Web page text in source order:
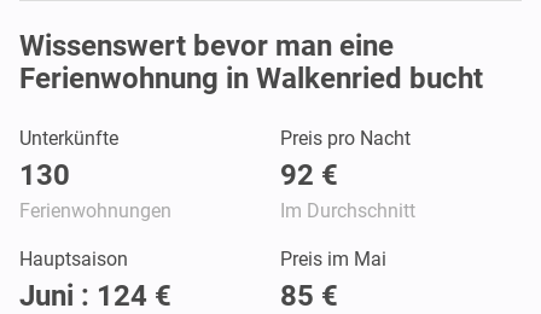
Wissenswert bevor man eine
Ferienwohnung in Walkenried bucht
Unterkünfte
130
Ferienwohnungen
Preis pro Nacht
92 €
Im Durchschnitt
Hauptsaison
Juni : 124 €
Preis im Mai
85 €